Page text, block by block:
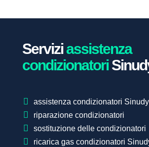
Serviziassistenza
condizionatori
assistenza condizionatori
riparazione condizionatori
sostituzione delle condizionatori
ricarica gas condizionatori